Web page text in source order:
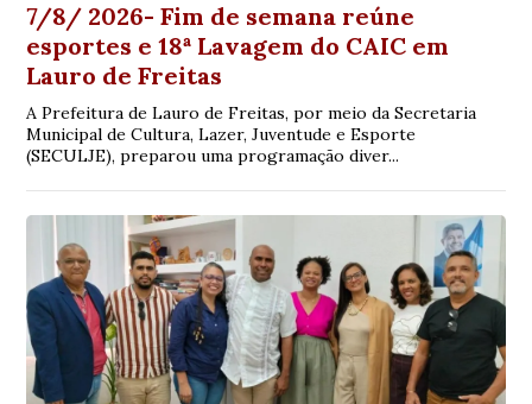
7/8/ 2026- Fim de semana reúne
esportes e 18ª Lavagem do CAIC em
Lauro de Freitas
A Prefeitura de Lauro de Freitas, por meio da Secretaria
Municipal de Cultura, Lazer, Juventude e Esporte
(SECULJE), preparou uma programação diver...